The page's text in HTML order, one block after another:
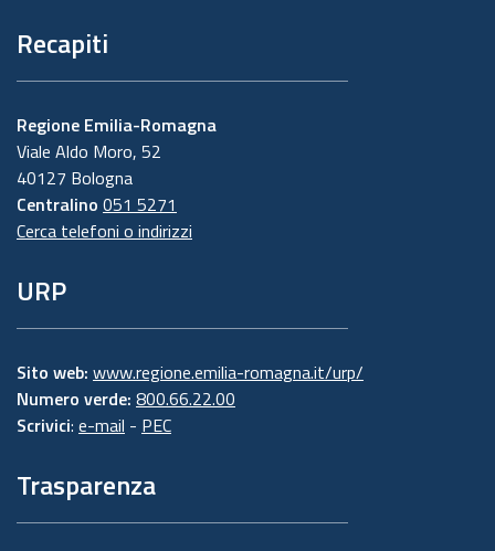
Recapiti
Regione Emilia-Romagna
Viale Aldo Moro, 52
40127 Bologna
Centralino 051 5271
Cerca telefoni o indirizzi
URP
Sito web: www.regione.emilia-romagna.it/urp/
Numero verde: 800.66.22.00
Scrivici: e-mail - PEC
Trasparenza